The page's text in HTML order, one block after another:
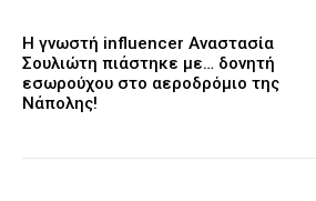
Η γνωστή influencer Αναστασία
Σουλιώτη πιάστηκε με… δονητή
εσωρούχου στο αεροδρόμιο της
Νάπολης!